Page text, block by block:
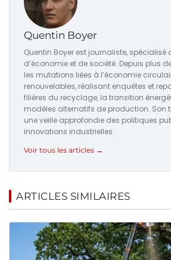
Quentin Boyer
Quentin Boyer est journaliste,
d’économie et de société. Depuis plus
les mutations liées à l’économie
renouvelables, réalisant enquêtes et
filières du recyclage, la transition
modèles alternatifs de production. Son
une veille approfondie des politiques
innovations industrielles.
Voir tous les articles →
ARTICLES SIMILAIRES